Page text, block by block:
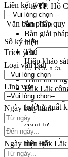
y tế TP. Hồ
Lễ truy điệu
Sơn Hòa
Bàn giải
triển khai
Thứ trưởng
Hiệp khảo
tại Đắk Lắk
Trình diễn
Đắk Lắk
Ngành cá
trường xuất
Diễn đàn
công tư
Đề án 06 tạo
tỉnh Đắk Lắk
Kết nối tour,
Liên kết web
Văn bản pháp quy
Số ký hiệu
Trích yếu
Loại văn bản
Lĩnh vực
Ngày ban hành
Ngày hiệu lực